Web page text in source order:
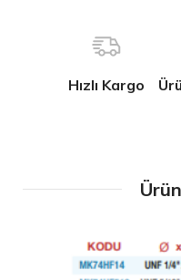
Hızlı Kargo